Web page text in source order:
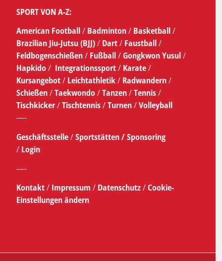
SPORT VON A-Z:
American Football/ Badminton/ Basketball/
Brazilian Jiu-Jutsu (BJJ)/ Dart/ Faustball/
Feldbogenschießen/ Fußball/Gongkwon Yusul/
Hapkido/ Integrationssport/ Karate/
Kursangebot/Leichtathletik/ Radwandern/
Schießen/Taekwondo/Tanzen/Tennis/
Tischkicker/Tischtennis/Turnen/Volleyball
—-
Geschäftsstelle/Sportstätten /Sponsoring
/ Login
—-
Kontakt/ Impressum / Datenschutz/Cookie-
Einstellungen ändern